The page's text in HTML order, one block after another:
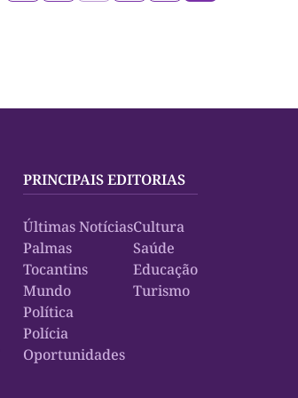
PRINCIPAIS EDITORIAS
Últimas Notícias
Palmas
Tocantins
Mundo
Política
Polícia
Oportunidades
Cultura
Saúde
Educação
Turismo